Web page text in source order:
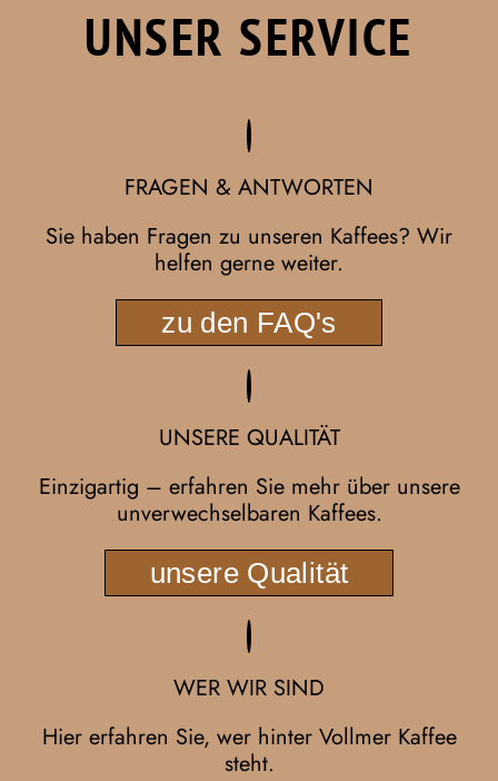
UNSER SERVICE
FRAGEN & ANTWORTEN
Sie haben Fragen zu unseren Kaffees? Wir
helfen gerne weiter.
zu den FAQ's
UNSERE QUALITÄT
Einzigartig – erfahren Sie mehr über unsere
unverwechselbaren Kaffees.
unsere Qualität
WER WIR SIND
Hier erfahren Sie, wer hinter Vollmer Kaffee
steht.